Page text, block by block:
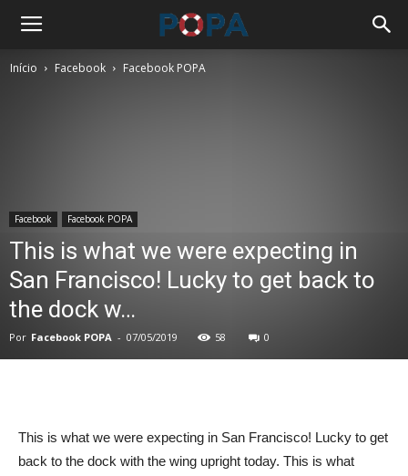
Início Facebook Facebook POPA
Facebook Facebook POPA
This is what we were expecting in
San Francisco! Lucky to get back to
the dock w…
Por Facebook POPA - 07/05/2019 58 0
This is what we were expecting in San Francisco! Lucky to get
back to the dock with the wing upright today. This is what